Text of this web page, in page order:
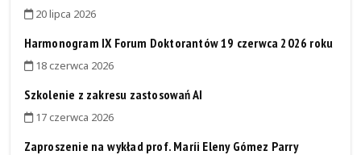
20 lipca 2026
Harmonogram IX Forum Doktorantów 19 czerwca 2026 roku
18 czerwca 2026
Szkolenie z zakresu zastosowań AI
17 czerwca 2026
Zaproszenie na wykład prof. Maríi Eleny Gómez Parry